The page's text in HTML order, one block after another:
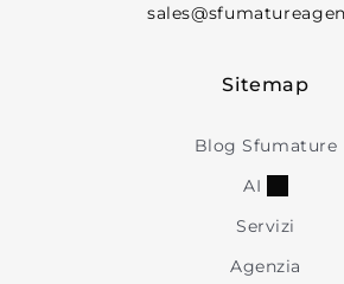
Sitemap
Blog Sfumature
AI
Servizi
Agenzia